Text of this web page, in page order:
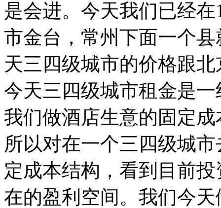
是会进。今天我们已经
市金台，常州下面一个
天三四级城市的价格跟
今天三四级城市租金是
我们做酒店生意的固定
所以对在一个三四级城
定成本结构，看到目前
在的盈利空间。我们今